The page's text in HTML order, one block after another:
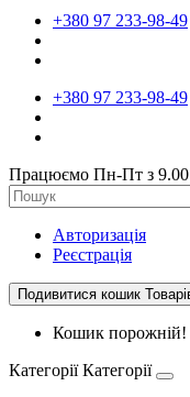
+380 97 233-98-49
+380 97 233-98-49
Працюємо Пн-Пт з 9.00
Авторизація
Реєстрація
Подивитися кошик
Кошик порожній!
Категорії Категорії